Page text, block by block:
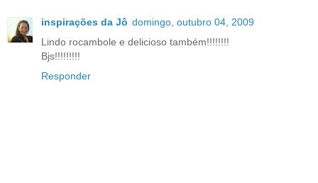
inspirações da Jô domingo, outubro 04, 2009
Lindo rocambole e delicioso também!!!!!!!!
Bjs!!!!!!!!!
Responder